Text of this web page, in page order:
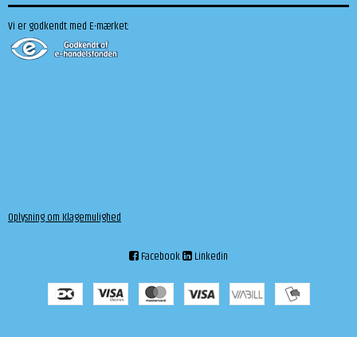
Vi er godkendt med E-mærket:
Oplysning om Klagemulighed
Facebook Linkedin